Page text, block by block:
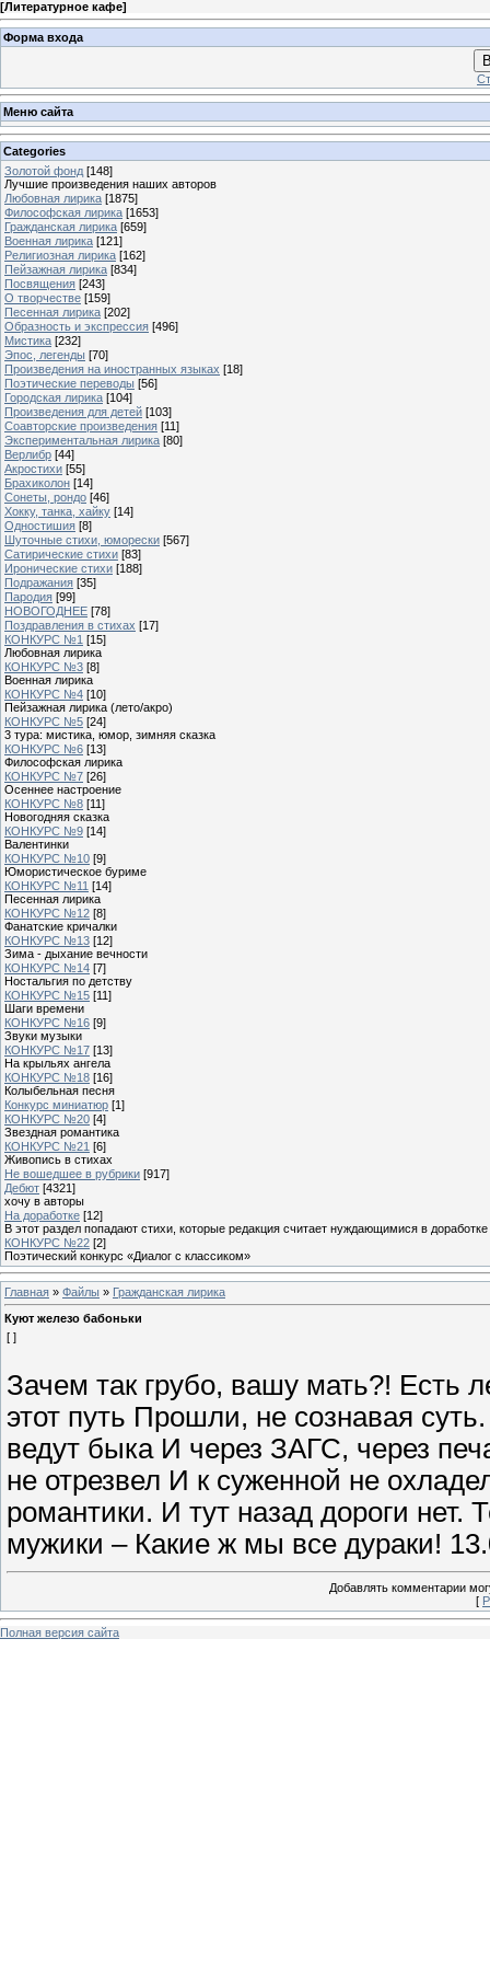
[Литературное кафе]
Форма входа
Меню сайта
Categories
Золотой фонд [148]
Лучшие произведения наших авторов
Любовная лирика [1875]
Философская лирика [1653]
Гражданская лирика [659]
Военная лирика [121]
Религиозная лирика [162]
Пейзажная лирика [834]
Посвящения [243]
О творчестве [159]
Песенная лирика [202]
Образность и экспрессия [496]
Мистика [232]
Эпос, легенды [70]
Произведения на иностранных языках [18]
Поэтические переводы [56]
Городская лирика [104]
Произведения для детей [103]
Соавторские произведения [11]
Экспериментальная лирика [80]
Верлибр [44]
Акростихи [55]
Брахиколон [14]
Сонеты, рондо [46]
Хокку, танка, хайку [14]
Одностишия [8]
Шуточные стихи, юморески [567]
Сатирические стихи [83]
Иронические стихи [188]
Подражания [35]
Пародия [99]
НОВОГОДНЕЕ [78]
Поздравления в стихах [17]
КОНКУРС №1 [15]
Любовная лирика
КОНКУРС №3 [8]
Военная лирика
КОНКУРС №4 [10]
Пейзажная лирика (лето/акро)
КОНКУРС №5 [24]
3 тура: мистика, юмор, зимняя сказка
КОНКУРС №6 [13]
Философская лирика
КОНКУРС №7 [26]
Осеннее настроение
КОНКУРС №8 [11]
Новогодняя сказка
КОНКУРС №9 [14]
Валентинки
КОНКУРС №10 [9]
Юмористическое буриме
КОНКУРС №11 [14]
Песенная лирика
КОНКУРС №12 [8]
Фанатские кричалки
КОНКУРС №13 [12]
Зима - дыхание вечности
КОНКУРС №14 [7]
Ностальгия по детству
КОНКУРС №15 [11]
Шаги времени
КОНКУРС №16 [9]
Звуки музыки
КОНКУРС №17 [13]
На крыльях ангела
КОНКУРС №18 [16]
Колыбельная песня
Конкурс миниатюр [1]
КОНКУРС №20 [4]
Звездная романтика
КОНКУРС №21 [6]
Живопись в стихах
Не вошедшее в рубрики [917]
Дебют [4321]
хочу в авторы
На доработке [12]
В этот раздел попадают стихи, которые редакция считает нуждающимися в доработке
КОНКУРС №22 [2]
Поэтический конкурс «Диалог с классиком»
Главная » Файлы » Гражданская лирика
Куют железо бабоньки
[ ]
Зачем так грубо, вашу мать?! Есть
этот путь Прошли, не сознавая
ведут быка И через ЗАГС, через
не отрезвел И к суженной не
романтики. И тут назад дороги нет.
мужики – Какие ж мы все дураки!
Добавлять комментарии
[
Полная версия сайта